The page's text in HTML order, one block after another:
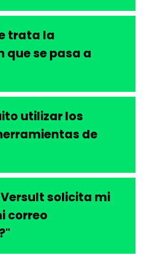
trata la
que se pasa a
utilizar los
de
Versult solicita mi
correo